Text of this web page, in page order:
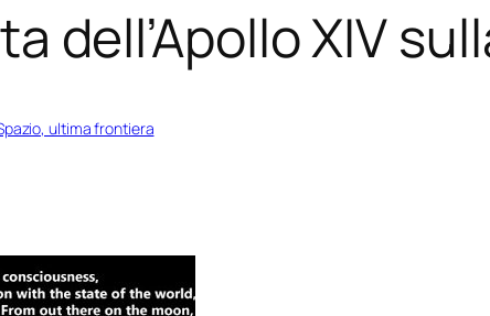
dell’Apollo XIV
ultima frontiera